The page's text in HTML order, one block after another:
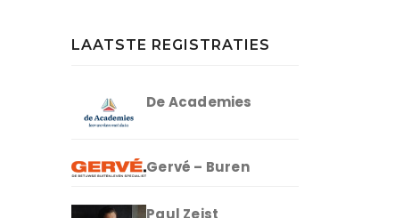
LAATSTE REGISTRATIES
De Academies
Gervé – Buren
Paul Zeist